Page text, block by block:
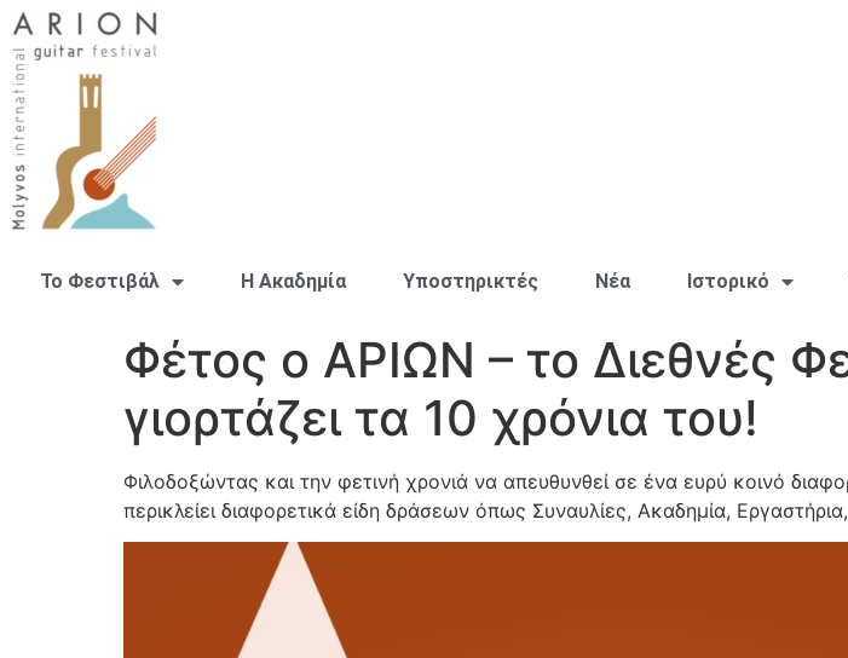
Το Φεστιβάλ H Ακαδημία Υποστηρικτές Νέα Ιστορικό
Φέτος ο ΑΡΙΩΝ – το Διεθνές
γιορτάζει τα 10 χρόνια του!
Φιλοδοξώντας και την φετινή χρονιά να απευθυνθεί σε ένα ευρύ κοινό
περικλείει διαφορετικά είδη δράσεων όπως Συναυλίες, Ακαδημία,